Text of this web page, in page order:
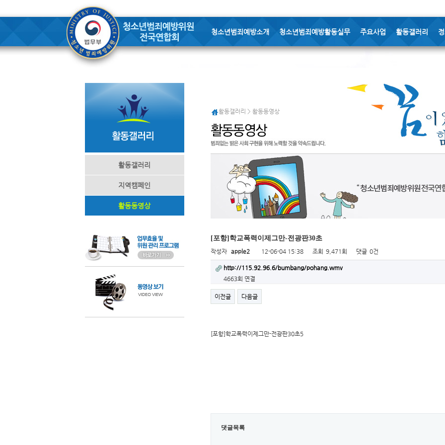
청소년범죄예방소개 청소년범죄예방활동실무 주요사업 활동갤러리
활동갤러리
지역캠페인
활동동영상
활동갤러리 > 활동동영상
[포항]학교폭력이제그만-전광판30초
작성자 apple2 12-06-04 15:38 조회 9,471회 댓글 0건
http://115.92.96.6/bumbang/pohang.wmv
4663회 연결
이전글 다음글
[포항]학교폭력이제그만-전광판30초5
댓글목록